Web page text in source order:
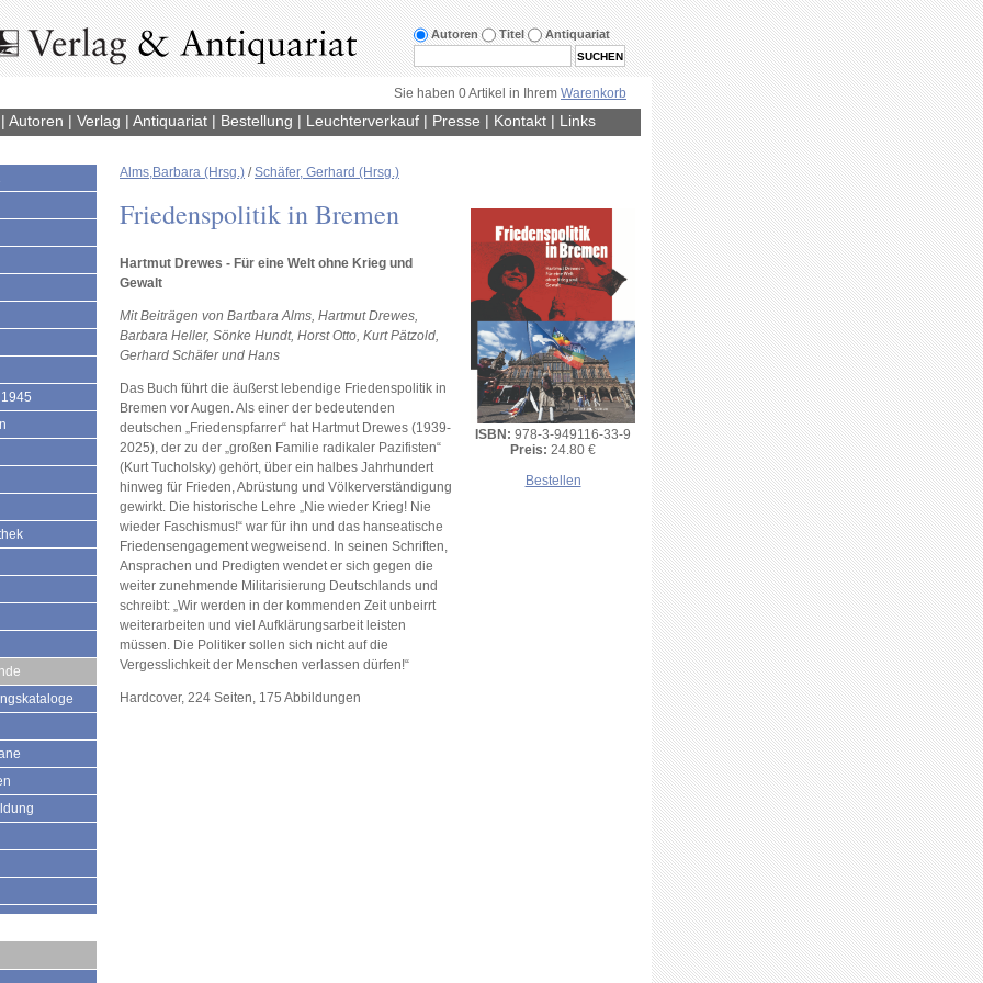
Autoren Titel Antiquariat
Sie haben 0 Artikel in Ihrem Warenkorb
Autoren | Verlag | Antiquariat| Bestellung | Leuchterverkauf| Presse | Kontakt| Links
Alms,Barbara (Hrsg.) /Schäfer, Gerhard (Hrsg.)
Friedenspolitik in Bremen
Hartmut Drewes - Für eine Welt ohne Krieg und
Gewalt
Mit Beiträgen von Bartbara Alms, Hartmut Drewes,
Barbara Heller, Sönke Hundt, Horst Otto, Kurt Pätzold,
Gerhard Schäfer und Hans
Das Buch führt die äußerst lebendige Friedenspolitik in
Bremen vor Augen. Als einer der bedeutenden
deutschen „Friedenspfarrer“ hat Hartmut Drewes (1939-
2025), der zu der „großen Familie radikaler Pazifisten“
(Kurt Tucholsky) gehört, über ein halbes Jahrhundert
hinweg für Frieden, Abrüstung und Völkerverständigung
gewirkt. Die historische Lehre „Nie wieder Krieg! Nie
wieder Faschismus!“ war für ihn und das hanseatische
Friedensengagement wegweisend. In seinen Schriften,
Ansprachen und Predigten wendet er sich gegen die
weiter zunehmende Militarisierung Deutschlands und
schreibt: „Wir werden in der kommenden Zeit unbeirrt
weiterarbeiten und viel Aufklärungsarbeit leisten
müssen. Die Politiker sollen sich nicht auf die
Vergesslichkeit der Menschen verlassen dürfen!“
Hardcover, 224 Seiten, 175 Abbildungen
ISBN: 978-3-949116-33-9
Preis: 24.80 €
Bestellen